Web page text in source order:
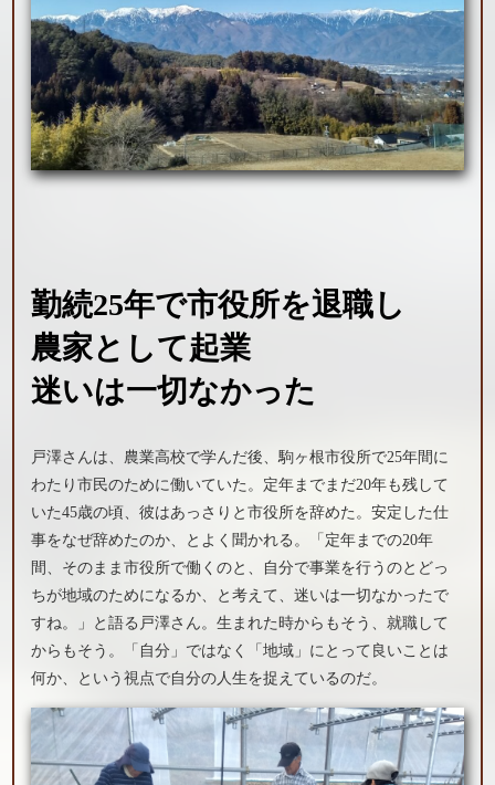
勤続25年で市役所を退職し
農家として起業
迷いは一切なかった
戸澤さんは、農業高校で学んだ後、駒ヶ根市役所で25年間に
わたり市民のために働いていた。定年までまだ20年も残して
いた45歳の頃、彼はあっさりと市役所を辞めた。安定した仕
事をなぜ辞めたのか、とよく聞かれる。「定年までの20年
間、そのまま市役所で働くのと、自分で事業を行うのとどっ
ちが地域のためになるか、と考えて、迷いは一切なかったで
すね。」と語る戸澤さん。生まれた時からもそう、就職して
からもそう。「自分」ではなく「地域」にとって良いことは
何か、という視点で自分の人生を捉えているのだ。